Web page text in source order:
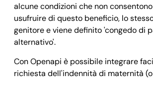
alcune condizioni che non
usufruire di questo beneficio, lo
genitore e viene definito 'congedo di
alternativo'.
Con Openapi è possibile integrare
richiesta dell'indennità di maternità